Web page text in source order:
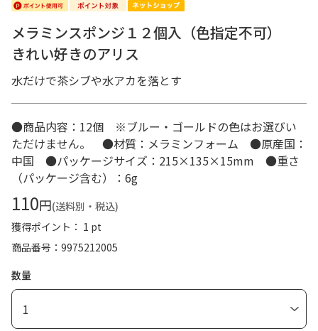
メラミンスポンジ１２個入（色指定不可）
きれい好きのアリス
水だけで茶シブや水アカを落とす
●商品内容：12個 ※ブルー・ゴールドの色はお選びい
ただけません。 ●材質：メラミンフォーム ●原産国：
中国 ●パッケージサイズ：215×135×15mm ●重さ
（パッケージ含む）：6g
110円(送料別・税込)
獲得ポイント： 1 pt
商品番号
9975212005
数量
1